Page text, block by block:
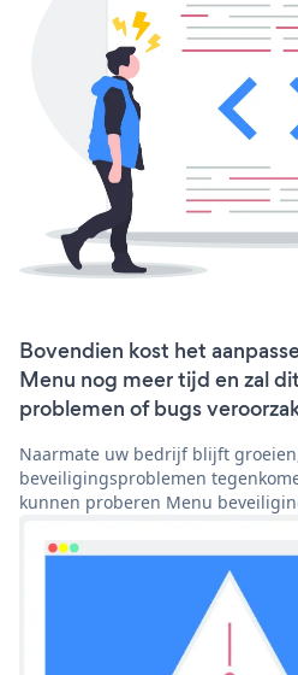
Bovendien kost het
Menu nog meer tijd en zal
problemen of bugs
Naarmate uw bedrijf blijft
beveiligingsproblemen
kunnen proberen Menu